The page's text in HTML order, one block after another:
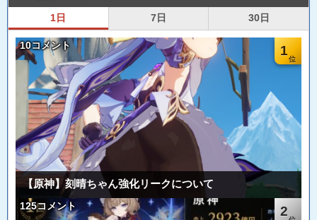
1日 7日 30日
1
10コメント
【原神】刻晴ちゃん強化リークについて
2
125コメント